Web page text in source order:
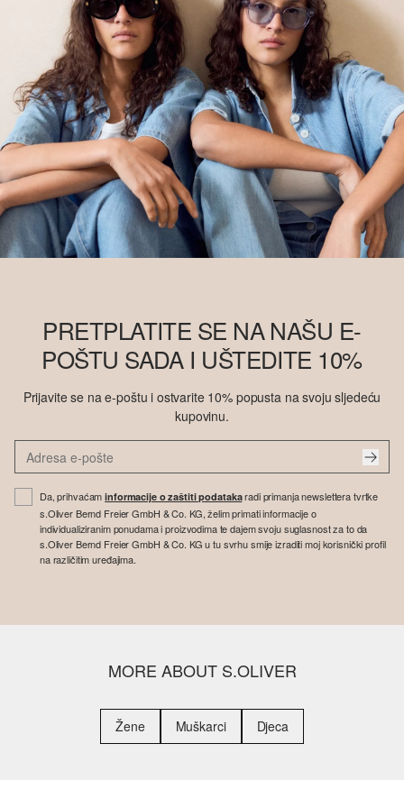
PRETPLATITE SE NA NAŠU E-
POŠTU SADA I UŠTEDITE 10%
Prijavite se na e-poštu i ostvarite 10% popusta na svoju sljedeću
kupovinu.
Da, prihvaćaminformacije o zaštiti podatakaradi primanja newslettera tvrtke
s.Oliver Bernd Freier GmbH & Co. KG, želim primati informacije o
individualiziranim ponudama i proizvodima te dajem svoju suglasnost za to da
s.Oliver Bernd Freier GmbH & Co. KG u tu svrhu smije izraditi moj korisnički profil
na različitim uređajima.
MORE ABOUT S.OLIVER
Žene Muškarci Djeca